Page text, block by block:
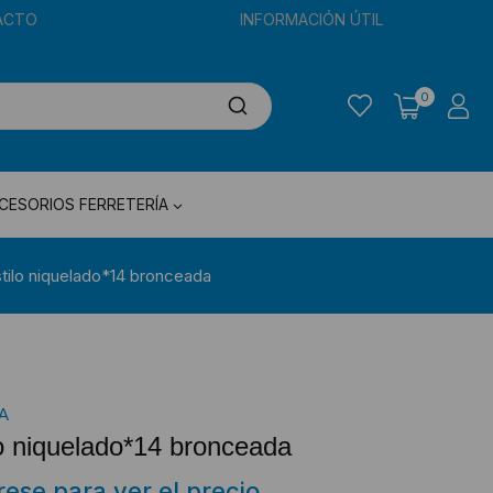
INFORMACIÓN ÚTIL
0
FERRETERÍA
niquelado*14 bronceada
bronceada